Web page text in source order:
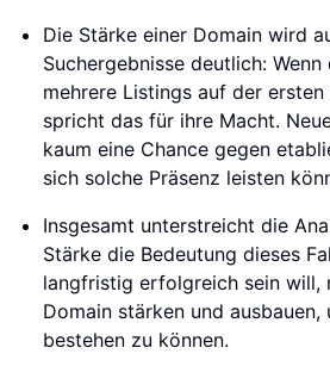
Die Stärke einer Domain wird
Suchergebnisse deutlich: Wenn
mehrere Listings auf der
spricht das für ihre Macht.
kaum eine Chance gegen
sich solche Präsenz leisten
Insgesamt unterstreicht die
Stärke die Bedeutung dieses
langfristig erfolgreich sein will,
Domain stärken und
bestehen zu können.